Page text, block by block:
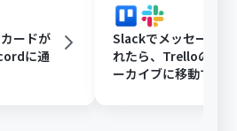
ードが
に通
Slackでメッセージが
れたら、Trelloのカ
ーカイブに移動する